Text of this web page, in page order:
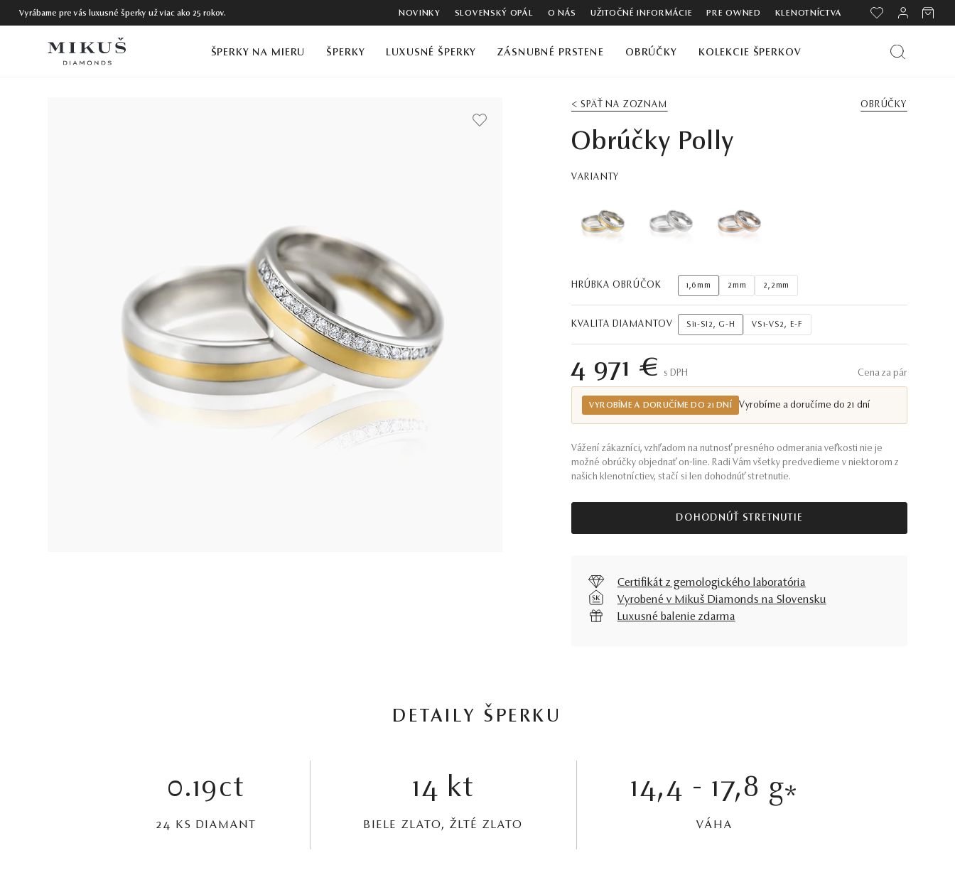
Vyrábame pre vás luxusné šperky už viac ako 25 rokov. NOVINKY SLOVENSKÝ OPÁL O NÁS UŽITOČNÉ INFORMÁCIE PRE OWNED KLENOTNÍCTVA
ŠPERKY NA MIERU ŠPERKY LUXUSNÉ ŠPERKY ZÁSNUBNÉ PRSTENE OBRÚČKY KOLEKCIE ŠPERKOV
< SPÄŤ NA ZOZNAM OBRÚČKY
Obrúčky Polly
VARIANTY
HRÚBKA OBRÚČOK 1,6mm 2mm 2,2mm
KVALITA DIAMANTOV Si1-SI2, G-H VS1-VS2, E-F
4 971 € S DPH Cena za pár
VYROBÍME A DORUČÍME DO 21 DNÍ Vyrobíme a doručíme do 21 dní
Vážení zákazníci, vzhľadom na nutnosť presného odmerania veľkosti nie je
možné obrúčky objednať on-line. Radi Vám všetky predvedieme v niektorom z
našich klenotníctiev, stačí si len dohodnúť stretnutie.
DOHODNÚŤ STRETNUTIE
Certifikát z gemologického laboratória
Vyrobené v Mikuš Diamonds na Slovensku
Luxusné balenie zdarma
DETAILY ŠPERKU
0.19ct
24 KS DIAMANT
14 kt
BIELE ZLATO, ŽLTÉ ZLATO
14,4 - 17,8 g*
VÁHA